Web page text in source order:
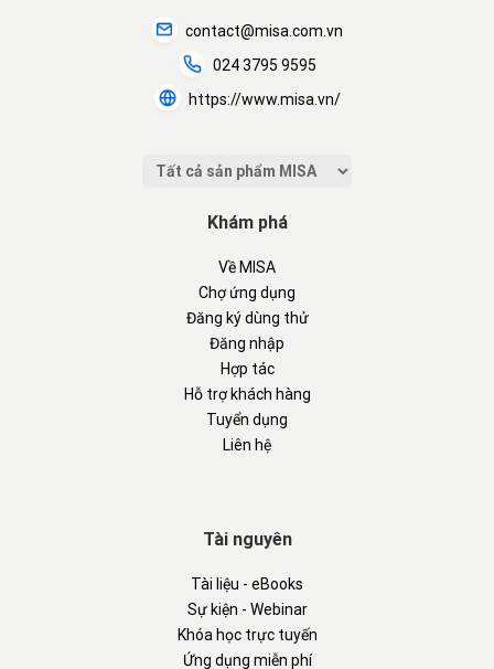
contact@misa.com.vn
024 3795 9595
https://www.misa.vn/
Khám phá
Về MISA
Chợ ứng dụng
Đăng ký dùng thử
Đăng nhập
Hợp tác
Hỗ trợ khách hàng
Tuyển dụng
Liên hệ
Tài nguyên
Tài liệu - eBooks
Sự kiện - Webinar
Khóa học trực tuyến
Ứng dụng miễn phí